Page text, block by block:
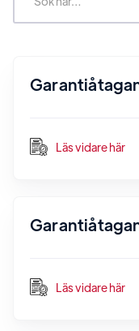
Läs vidare här
Läs vidare här